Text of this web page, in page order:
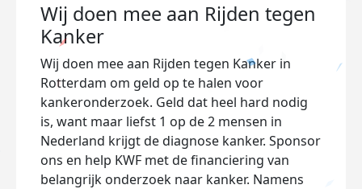
Wij doen mee aan Rijden tegen
Kanker
Wij doen mee aan Rijden tegen Kanker in
Rotterdam om geld op te halen voor
kankeronderzoek. Geld dat heel hard nodig
is, want maar liefst 1 op de 2 mensen in
Nederland krijgt de diagnose kanker. Sponsor
ons en help KWF met de financiering van
belangrijk onderzoek naar kanker. Namens